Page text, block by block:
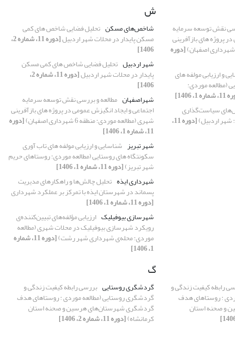
نقش توسعه سرمایه
پروژه های بازآفرینی
[دوره
و ارزیابی مولفه های
(مطالعه موردی:
1، 1406]
سیاست‌گذاری
اردبیل) [دوره 11،
ش
شاخص‌های مسکن تحلیل فضایی شاخص های کمی
مسکن پایدار در محلات شهر اردبیل [دوره 11، شماره 2،
1406]
شهر اردبیل تحلیل فضایی شاخص های کمی مسکن
پایدار در محلات شهر اردبیل [دوره 11، شماره 2،
1406]
شهراصفهان مطالعه و بررسی نقش توسعه سرمایه
اجتماعی و ایجاد انگیزش عمومی در پروژه های بازآفرینی
شهری (مطالعه موردی: منطقه 6 شهرداری اصفهان) [دوره
11، شماره 1، 1406]
شهر تبریز شناسایی و ارزیابی مولفه های تاب آوری
سکونتگاه های روستایی (مطالعه موردی: روستاهای حریم
شهر تبریز)[دوره 11، شماره 1، 1406]
شهرداری ایذه تحلیل چالش‌ها و راهکارهای مدیریت
پسماند در شهرستان ایذه با تمرکز بر عملکرد شهرداری
[دوره 11، شماره 1، 1406]
شهرسازی بیوفیلیک ارزیابی مؤلفه‌های تبیین‌کننده‌ی
رویکرد شهرسازی بیوفیلیک در محلات شهری (مطالعه
موردی: محله‌ی شهرداری شهر رشت) [دوره 11، شماره
1، 1406]
رابطه کیفیت زندگی و
: روستاهای هدف
و صحنه استان
گ
گردشگری روستایی بررسی رابطه کیفیت زندگی و
گردشگری روستایی (مطالعه موردی : روستاهای هدف
گردشگری شهرستان‌های هرسین و صحنه استان
کرمانشاه)[دوره 11، شماره 2، 1406]